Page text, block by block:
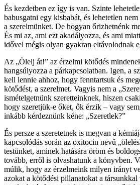
És kezdetben ez így is van. Szinte
babusgatni egy kisbabát, és lehetetlen
a szerelmünket. De hogyan őrizhetnénk
És mi az, ami ezt akadályozza, és ami
idővel mégis olyan gyakran eltávolodnak
Az „Ölelj át!” az érzelmi kötődés
hangsúlyozza a párkapcsolatban. Igen, a
kell lennie ahhoz, hogy fenntartsuk és
kötődést, a szerelmet. Vagyis nem a
ismételgetnünk szeretteinknek, hiszen
hogy szeretjük-e őket, ők érzik – vagy
inkább kérdeznünk kéne: „Szeretlek?”
És persze a szeretetnek is megvan a
kapcsolódás során az oxitocin nevű
testünket, aminek hatására öröm és
tovább, erről is olvashatunk a könyvben.
múlik, hogy az érzelmeink milyen irányt
azokat a kötődési pillanatokat a